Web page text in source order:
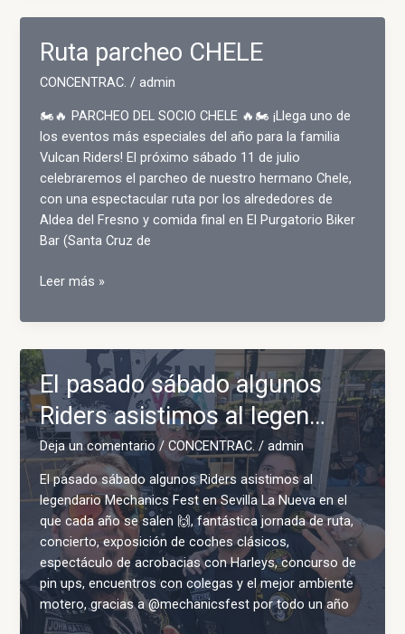
CHELE
🔥
¡Llega
uno
de…
Ruta parcheo CHELE
CONCENTRAC. /admin
🏍️🔥 PARCHEO DEL SOCIO CHELE 🔥🏍️ ¡Llega uno de
los eventos más especiales del año para la familia
Vulcan Riders! El próximo sábado 11 de julio
celebraremos el parcheo de nuestro hermano Chele,
con una espectacular ruta por los alrededores de
Aldea del Fresno y comida final en El Purgatorio Biker
Bar (Santa Cruz de
Ruta
CHELE
Leer más »
El pasado sábado algunos
Riders asistimos al legen…
Deja un comentario /CONCENTRAC. /admin
El pasado sábado algunos Riders asistimos al
legendario Mechanics Fest en Sevilla La Nueva en el
que cada año se salen 🙌, fantástica jornada de ruta,
concierto, exposición de coches clásicos,
espectáculo de acrobacias con Harleys, concurso de
pin ups, encuentros con colegas y el mejor ambiente
motero, gracias a @mechanicsfest por todo un año